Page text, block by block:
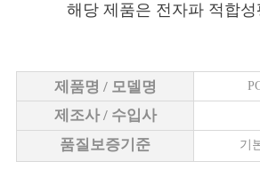
해당 제품은 전자파 적합
제품명 / 모델명
제조사 / 수입사
품질보증기준
기